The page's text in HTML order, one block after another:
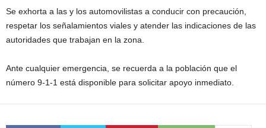
Se exhorta a las y los automovilistas a conducir con precaución,
respetar los señalamientos viales y atender las indicaciones de las
autoridades que trabajan en la zona.
Ante cualquier emergencia, se recuerda a la población que el
número 9-1-1 está disponible para solicitar apoyo inmediato.